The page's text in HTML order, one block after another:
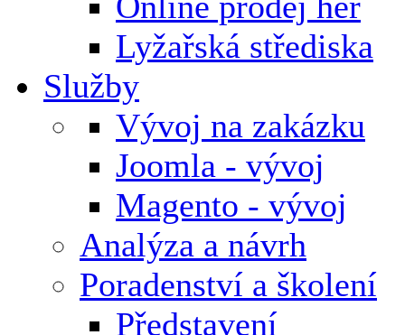
Lyžařská střediska
Služby
Vývoj na zakázku
Joomla - vývoj
Magento - vývoj
Analýza a návrh
Poradenství a školení
Představení